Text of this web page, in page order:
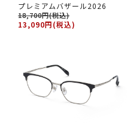
プレミアムバザール2026
18,700円(税込)
13,090円(税込)